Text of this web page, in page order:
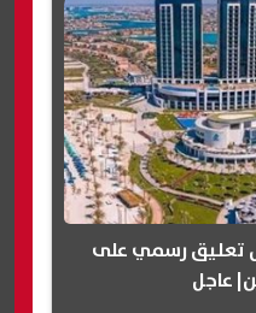
دولار.. أول تعليق رسمي على
عاجل